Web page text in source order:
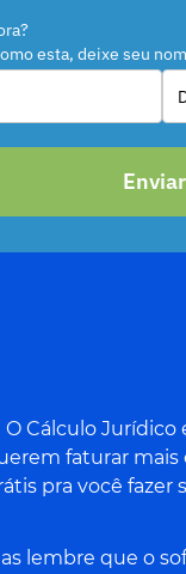
esta, deixe seu
Enviar
Cálculo Jurídico
faturar mais
pra você fazer
lembre que o